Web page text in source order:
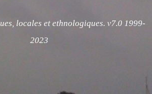
locales et ethnologiques. v7.0 1999-
2023